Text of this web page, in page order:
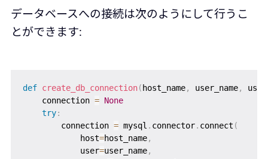
データベースへの接続は次のようにして行うこ
とができます:
def create_db_connection( host_name, user_name,
    connection
= None
try:
        connection
= mysql . connector. connect (
            host
=host_name,
            user
=user_name,